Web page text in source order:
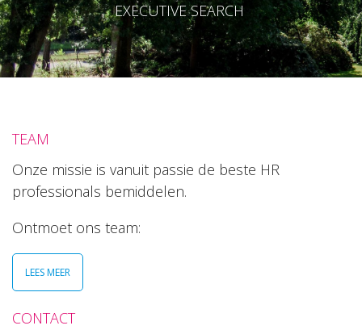
EXECUTIVE SEARCH
TEAM
Onze missie is vanuit passie de beste HR
professionals bemiddelen.
Ontmoet ons team:
LEES MEER
CONTACT